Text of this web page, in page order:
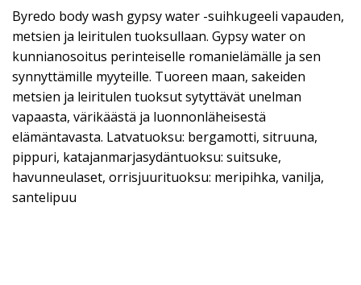
Byredo body wash gypsy water -suihkugeeli vapauden,
metsien ja leiritulen tuoksullaan. Gypsy water on
kunnianosoitus perinteiselle romanielämälle ja sen
synnyttämille myyteille. Tuoreen maan, sakeiden
metsien ja leiritulen tuoksut sytyttävät unelman
vapaasta, värikäästä ja luonnonläheisestä
elämäntavasta. Latvatuoksu: bergamotti, sitruuna,
pippuri, katajanmarjasydäntuoksu: suitsuke,
havunneulaset, orrisjuurituoksu: meripihka, vanilja,
santelipuu